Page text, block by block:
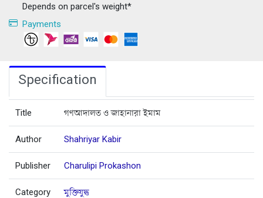
Depends on parcel's weight*
Payments
Specification
Title গণআদালত ও জাহানারা ইমাম
Author Shahriyar Kabir
Publisher Charulipi Prokashon
Category মুক্তিযুদ্ধ